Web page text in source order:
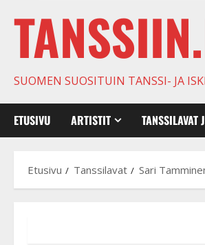
SUOMEN SUOSITUIN TANSSI- JA
ETUSIVU ARTISTIT TANSSILAVAT
Etusivu Tanssilavat Sari